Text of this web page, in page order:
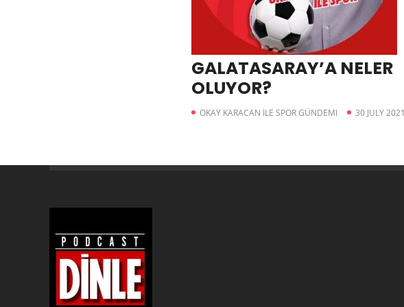
GALATASARAY’A NELER
OLUYOR?
OKAY KARACAN İLE SPOR GÜNDEMI 30 JULY 2021